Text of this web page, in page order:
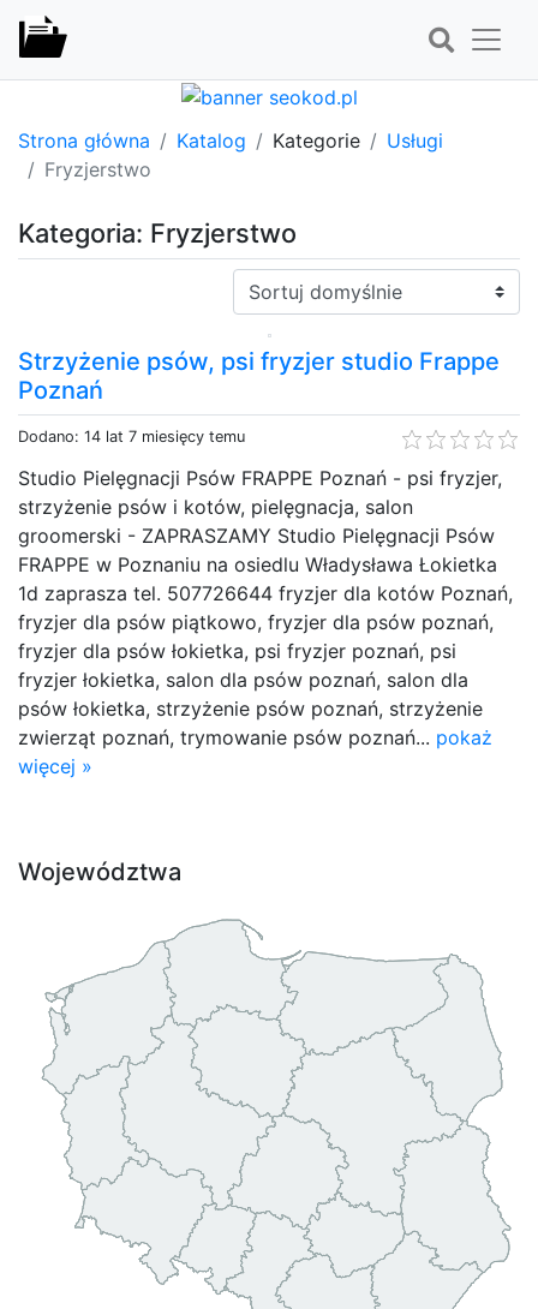
Strona główna Katalog Kategorie
Usługi
Fryzjerstwo
Kategoria: Fryzjerstwo
Sortuj:
Strzyżenie psów, psi fryzjer studio Frappe
Poznań
Dodano: 14 lat 7 miesięcy temu
Studio Pielęgnacji Psów FRAPPE Poznań - psi fryzjer,
strzyżenie psów i kotów, pielęgnacja, salon
groomerski - ZAPRASZAMY Studio Pielęgnacji Psów
FRAPPE w Poznaniu na osiedlu Władysława Łokietka
1d zaprasza tel. 507726644 fryzjer dla kotów Poznań,
fryzjer dla psów piątkowo, fryzjer dla psów poznań,
fryzjer dla psów łokietka, psi fryzjer poznań, psi
fryzjer łokietka, salon dla psów poznań, salon dla
psów łokietka, strzyżenie psów poznań, strzyżenie
zwierząt poznań, trymowanie psów poznań... pokaż
więcej »
Województwa